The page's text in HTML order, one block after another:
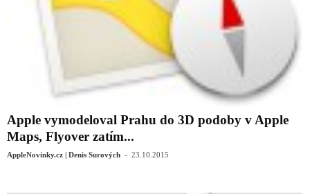
Apple vymodeloval Prahu do 3D podoby v Apple
Maps, Flyover zatím...
AppleNovinky.cz | Denis Surových - 23.10.2015